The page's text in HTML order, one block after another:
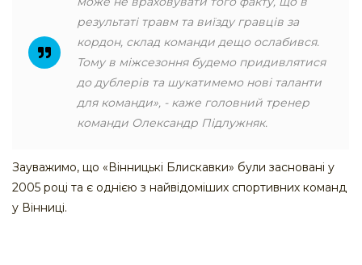
результаті травм та виїзду гравців за
кордон, склад команди дещо ослабився.
Тому в міжсезоння будемо придивлятися
до дублерів та шукатимемо нові таланти
для команди», - каже головний тренер
команди Олександр Підлужняк.
Зауважимо, що «Вінницькі Блискавки» були засновані у
2005 році та є однією з найвідоміших спортивних команд
у Вінниці.